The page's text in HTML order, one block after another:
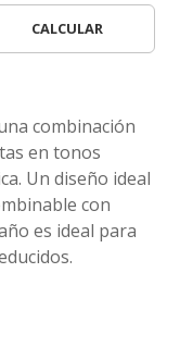
CALCULAR
combinación
en tonos
Un diseño ideal
con
es ideal para